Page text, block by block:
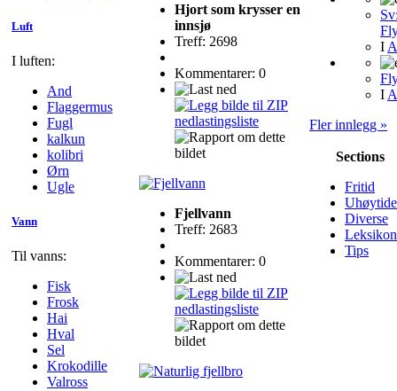
Luft
I luften:
And
Flaggermus
Fugl
kalkun
kolibri
Ørn
Ugle
Vann
Til vanns:
Fisk
Frosk
Hai
Hval
Sel
Krokodille
Valross
Hjort som krysser en
innsjø
Treff: 2698
Kommentarer: 0
Fjellvann
Treff: 2683
Kommentarer: 0
I
I
Fler innlegg »
Sections
Fritid
Diverse
Leksikon
Tips